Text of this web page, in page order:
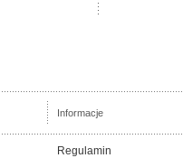
Informacje
Regulamin